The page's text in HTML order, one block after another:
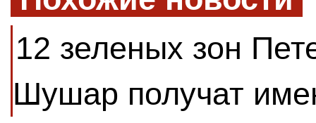
12 зеленых зон
Шушар получат